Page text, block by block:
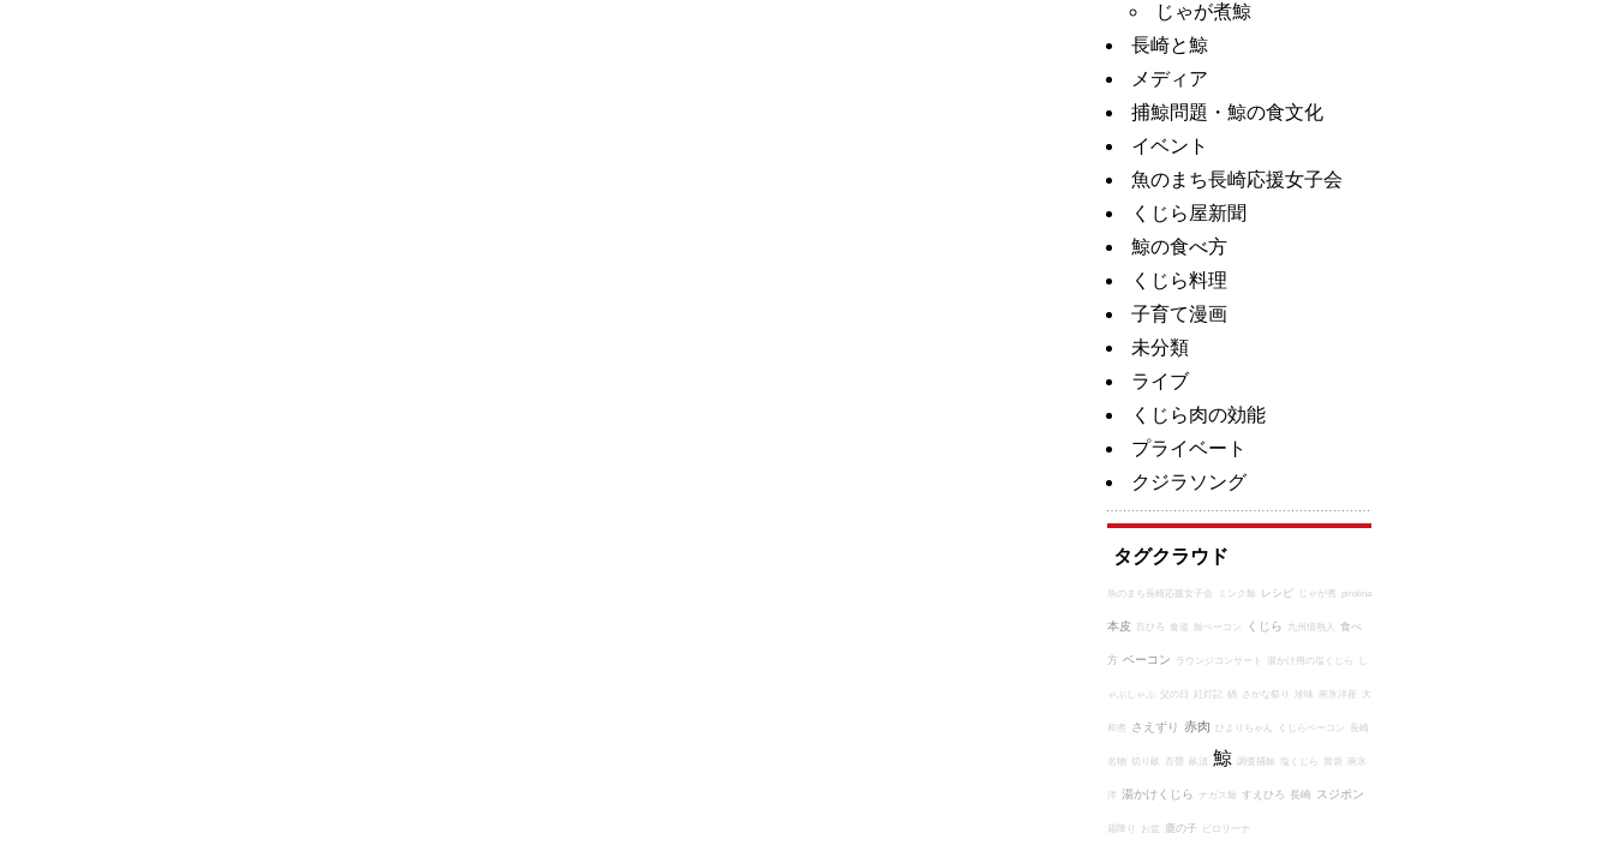
じゃが煮鯨
長崎と鯨
メディア
捕鯨問題・鯨の食文化
イベント
魚のまち長崎応援女子会
くじら屋新聞
鯨の食べ方
くじら料理
子育て漫画
未分類
ライブ
くじら肉の効能
プライベート
クジラソング
タグクラウド
魚のまち長崎応援女子会 ミンク鯨 レシピ じゃが煮 pirolina
本皮 百ひろ 食道 鯨ベーコン くじら 九州情熱人 食べ
方 ベーコン ラウンジコンサート 湯かけ用の塩くじら し
ゃぶしゃぶ 父の日 紅灯記 鍋 さかな祭り 珍味 南氷洋産 大
和煮 さえずり 赤肉 ひよりちゃん くじらベーコン 長崎
名物 切り畝 百畳 畝須 鯨 調査捕鯨 塩くじら 胃袋 南氷
洋 湯かけくじら ナガス鯨 すえひろ 長崎 スジポン
霜降り お盆 鹿の子 ピロリーナ